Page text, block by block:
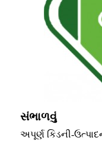
સંભાળવું
અપૂર્ણ કિડની-